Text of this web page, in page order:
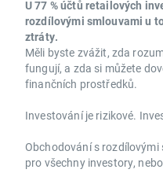
U 77 % účtů retailových
rozdílovými smlouvami u
ztráty.
Měli byste zvážit, zda
fungují, a zda si můžete
finančních prostředků.
Investování je rizikové.
Obchodování s
pro všechny investory,